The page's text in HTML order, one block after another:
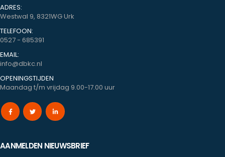
ADRES:
Westwal 9, 8321WG Urk
TELEFOON:
0527 - 685391
EMAIL:
info@dbkc.nl
OPENINGSTIJDEN
Maandag t/m vrijdag 9.00-17.00 uur
AANMELDEN NIEUWSBRIEF